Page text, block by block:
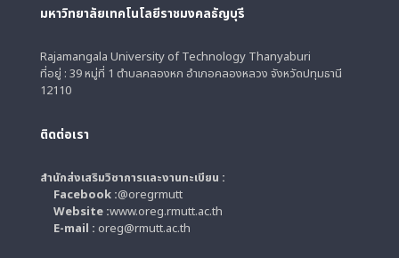
มหาวิทยาลัยเทคโนโลยีราชมงคลธัญบุรี
Rajamangala University of Technology Thanyaburi
ที่อยู่ : 39 หมู่ที่ 1 ตำบลคลองหก อำเภอคลองหลวง จังหวัดปทุมธานี
12110
ติดต่อเรา
สำนักส่งเสริมวิชาการและงานทะเบียน :
Facebook :@oregrmutt
Website :www.oreg.rmutt.ac.th
E-mail : oreg@rmutt.ac.th